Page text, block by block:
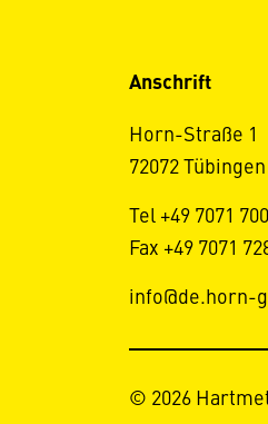
Anschrift
Horn-Straße 1
72072 Tübingen
Tel +49 7071
Fax +49 7071
info@de.horn-
© 2026